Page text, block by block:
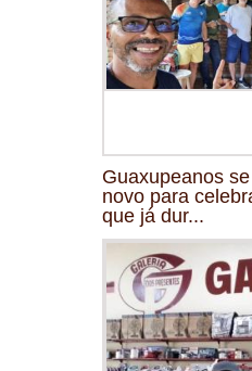
Guaxupeanos
novo para
que já dur...